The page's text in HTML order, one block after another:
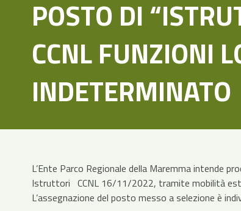
POSTO DI
CCNL FUNZIONI
INDETERMINATO
L’Ente Parco Regionale della Maremma intende
Istruttori CCNL 16/11/2022, tramite mobilità
L’assegnazione del posto messo a selezione è